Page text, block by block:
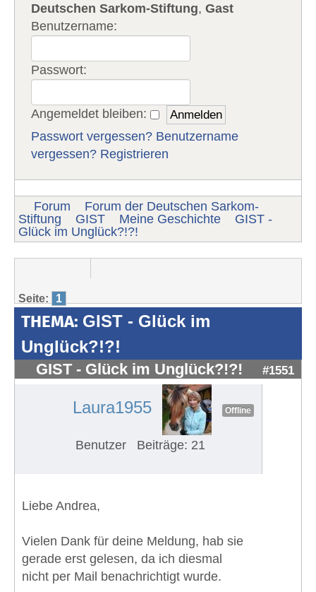
Deutschen Sarkom-Stiftung,Gast
Benutzername:
Passwort:
Angemeldet bleiben:
Passwort vergessen? Benutzername
vergessen? Registrieren
Forum
Forum der Deutschen Sarkom-
Stiftung
GIST Meine Geschichte
GIST -
Glück im Unglück?!?!
Seite: 1
THEMA: GIST - Glück im
Unglück?!?!
GIST - Glück im Unglück?!?! #1551
Laura1955 Offline
Benutzer Beiträge: 21
Liebe Andrea,
Vielen Dank für deine Meldung, hab sie
gerade erst gelesen, da ich diesmal
nicht per Mail benachrichtigt wurde.